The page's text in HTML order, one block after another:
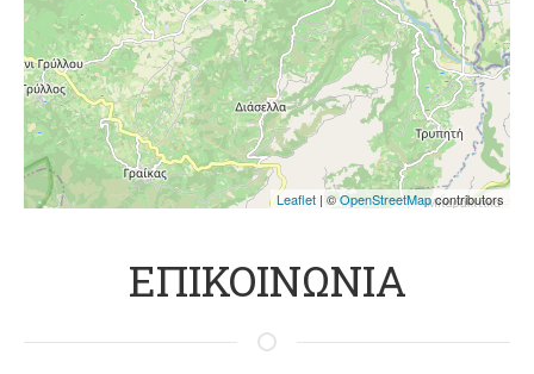
Leaflet | ©OpenStreetMapcontributors
ΕΠΙΚΟΙΝΩΝΙΑ